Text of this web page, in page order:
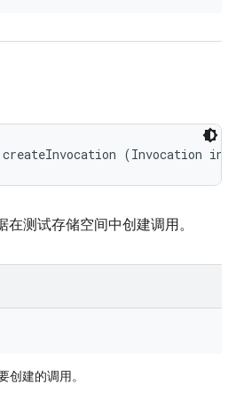
(Invocation
测试存储空间中创建调用。
创建的调用。